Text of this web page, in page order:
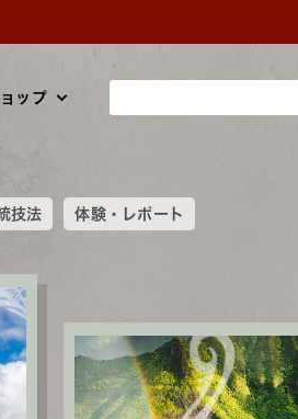
ップ
技法 体験・レポート